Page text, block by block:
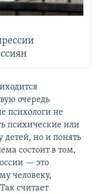
очередь
психологи не
психические или
детей, но и понять
состоит в том,
— это
человеку,
считает